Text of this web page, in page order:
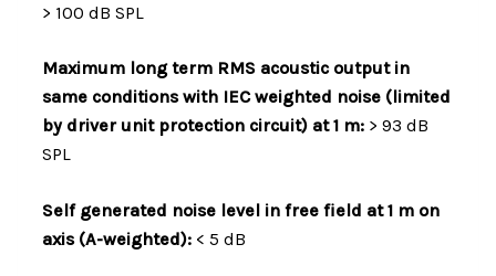
> 100 dB SPL
Maximum long term RMS acoustic output in
same conditions with IEC weighted noise (limited
by driver unit protection circuit) at 1 m:> 93 dB
SPL
Self generated noise level in free field at 1 m on
axis (A-weighted):< 5 dB